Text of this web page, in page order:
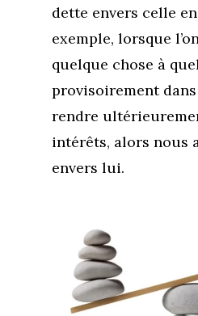
dette envers celle
exemple, lorsque
quelque chose à
provisoirement
rendre
intérêts, alors nous
envers lui.